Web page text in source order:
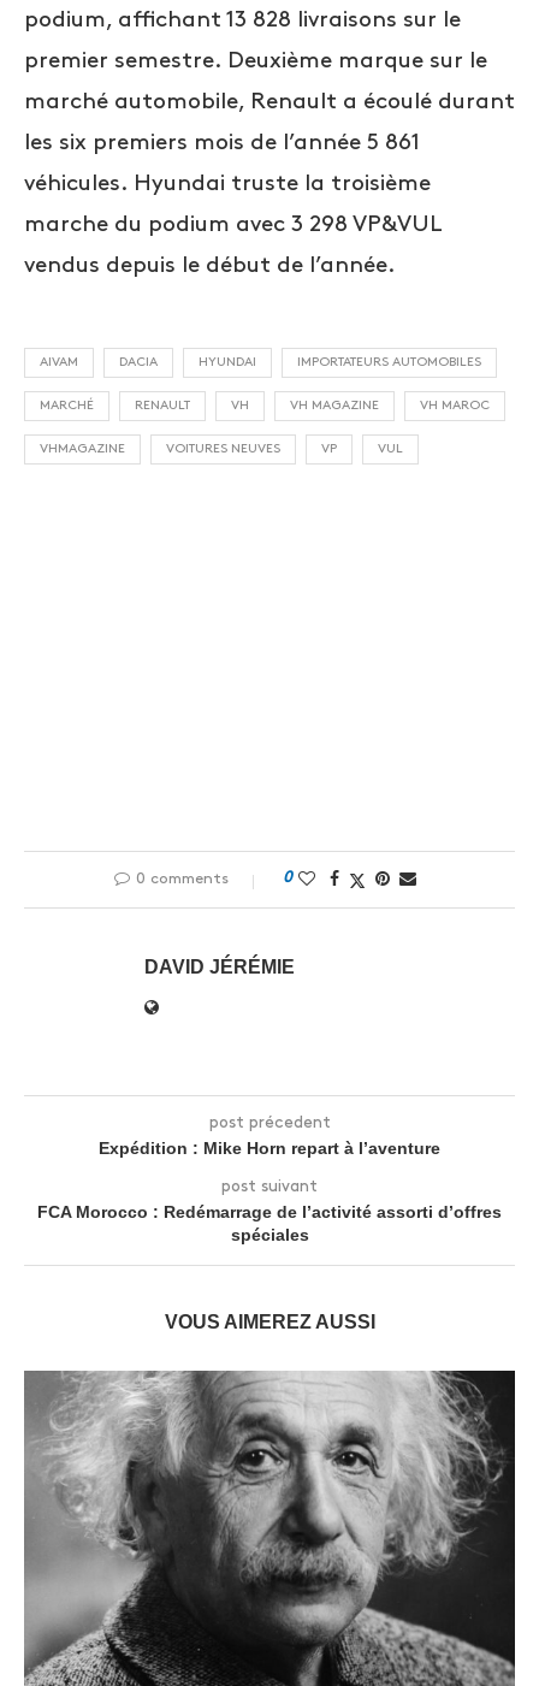
podium, affichant 13 828 livraisons sur le
premier semestre. Deuxième marque sur le
marché automobile, Renault a écoulé durant
les six premiers mois de l’année 5 861
véhicules. Hyundai truste la troisième
marche du podium avec 3 298 VP&VUL
vendus depuis le début de l’année.
AIVAM DACIA HYUNDAI IMPORTATEURS AUTOMOBILES
MARCHÉ RENAULT VH VH MAGAZINE VH MAROC
VHMAGAZINE VOITURES NEUVES VP VUL
0 comments 0
DAVID JÉRÉMIE
post précedent
Expédition : Mike Horn repart à l’aventure
post suivant
FCA Morocco : Redémarrage de l’activité assorti d’offres
spéciales
VOUS AIMEREZ AUSSI